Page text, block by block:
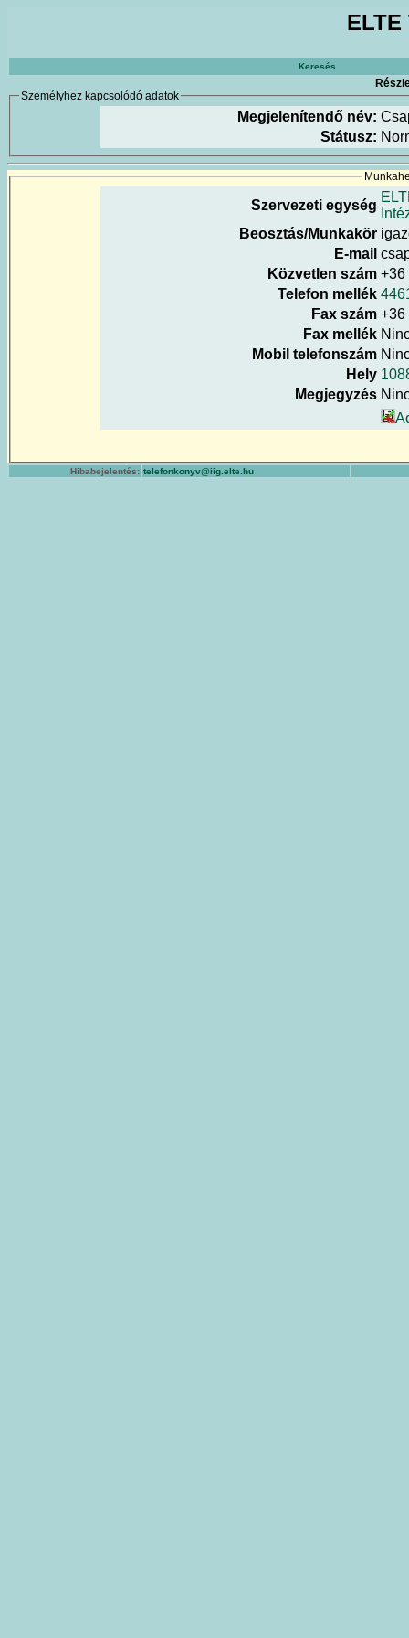
Keresés
Személyhez kapcsolódó adatok
Megjelenítendő név:
Státusz:
Szervezeti egység
Beosztás/Munkakör
E-mail
Közvetlen szám +36
Telefon mellék
Fax szám +36
Fax mellék
Mobil telefonszám
Hely
Megjegyzés
Hibabejelentés: telefonkonyv@iig.elte.hu